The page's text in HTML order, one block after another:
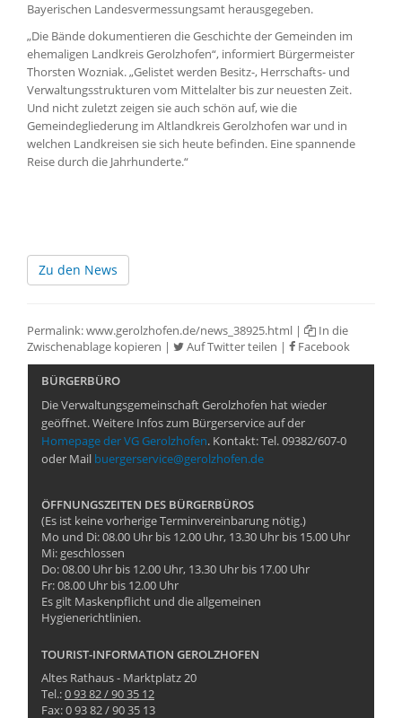
Bayerischen Landesvermessungsamt herausgegeben.
„Die Bände dokumentieren die Geschichte der Gemeinden im
ehemaligen Landkreis Gerolzhofen“, informiert Bürgermeister
Thorsten Wozniak. „Gelistet werden Besitz-, Herrschafts- und
Verwaltungsstrukturen vom Mittelalter bis zur neuesten Zeit.
Und nicht zuletzt zeigen sie auch schön auf, wie die
Gemeindegliederung im Altlandkreis Gerolzhofen war und in
welchen Landkreisen sie sich heute befinden. Eine spannende
Reise durch die Jahrhunderte.“
Zu den News
Permalink:www.gerolzhofen.de/news_38925.html |
In die
Zwischenablage kopieren | Auf Twitter teilen | Facebook
BÜRGERBÜRO
Die Verwaltungsgemeinschaft Gerolzhofen hat wieder
geöffnet. Weitere Infos zum Bürgerservice auf der
Homepage der VG Gerolzhofen. Kontakt: Tel. 09382/607-0
oder Mail buergerservice@gerolzhofen.de
ÖFFNUNGSZEITEN DES BÜRGERBÜROS
(Es ist keine vorherige Terminvereinbarung nötig.)
Mo und Di: 08.00 Uhr bis 12.00 Uhr, 13.30 Uhr bis 15.00 Uhr
Mi: geschlossen
Do: 08.00 Uhr bis 12.00 Uhr, 13.30 Uhr bis 17.00 Uhr
Fr: 08.00 Uhr bis 12.00 Uhr
Es gilt Maskenpflicht und die allgemeinen
Hygienerichtlinien.
TOURIST-INFORMATION GEROLZHOFEN
Altes Rathaus - Marktplatz 20
Tel.:0 93 82 / 90 35 12
Fax: 0 93 82 / 90 35 13